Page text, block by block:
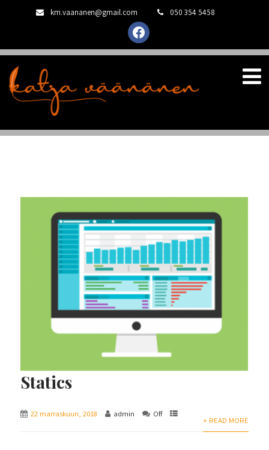
km.vaananen@gmail.com 050 354 5458
facebook
Statics
22 marraskuun, 2018 admin Off
+ READ MORE